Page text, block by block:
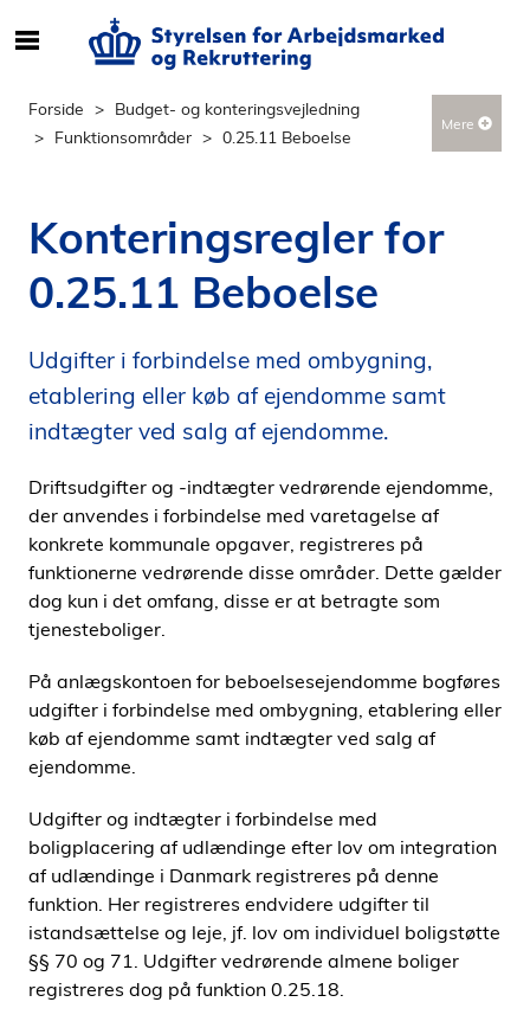
e
r
n
h
l
d
å
s
i
d
e
n
Forside
Budget- og konteringsvejledning
Funktionsområder
0.25.11 Beboelse
Mere
Konteringsregler for
0.25.11 Beboelse
Udgifter i forbindelse med ombygning,
etablering eller køb af ejendomme samt
indtægter ved salg af ejendomme.
Driftsudgifter og -indtægter vedrørende ejendomme,
der anvendes i forbindelse med varetagelse af
konkrete kommunale opgaver, registreres på
funktionerne vedrørende disse områder. Dette gælder
dog kun i det omfang, disse er at betragte som
tjenesteboliger.
På anlægskontoen for beboelsesejendomme bogføres
udgifter i forbindelse med ombygning, etablering eller
køb af ejendomme samt indtægter ved salg af
ejendomme.
Udgifter og indtægter i forbindelse med
boligplacering af udlændinge efter lov om integration
af udlændinge i Danmark registreres på denne
funktion. Her registreres endvidere udgifter til
istandsættelse og leje, jf. lov om individuel boligstøtte
§§ 70 og 71. Udgifter vedrørende almene boliger
registreres dog på funktion 0.25.18.